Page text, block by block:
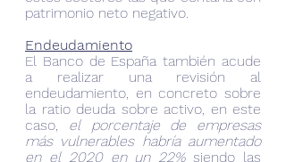
patrimonio neto negativo.
Endeudamiento
El Banco de España también acude
a realizar una revisión al
endeudamiento, en concreto sobre
la ratio deuda sobre activo, en este
caso, el porcentaje de empresas
más vulnerables habría aumentado
en el 2020 en un 22% siendo las